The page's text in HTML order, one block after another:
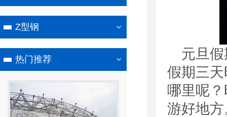
Z型钢
热门推荐
元旦
假期三
哪里呢
游好地